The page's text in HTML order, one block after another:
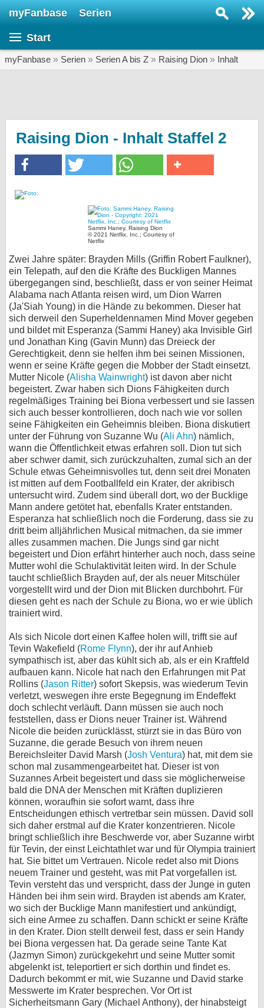
myFanbase Serien
Start
myFanbase » Serien » Serien A bis Z » Raising Dion » Inhalt
Raising Dion - Inhalt Staffel 2
Sammi Haney, Raising Dion
© 2021 Netflix, Inc.; Courtesy of
Netflix
Zwei Jahre später: Brayden Mills (Griffin Robert Faulkner),
ein Telepath, auf den die Kräfte des Buckligen Mannes
übergegangen sind, beschließt, dass er von seiner Heimat
Alabama nach Atlanta reisen wird, um Dion Warren
(Ja'Siah Young) in die Hände zu bekommen. Dieser hat
sich derweil den Superheldennamen Mind Mover gegeben
und bildet mit Esperanza (Sammi Haney) aka Invisible Girl
und Jonathan King (Gavin Munn) das Dreieck der
Gerechtigkeit, denn sie helfen ihm bei seinen Missionen,
wenn er seine Kräfte gegen die Mobber der Stadt einsetzt.
Mutter Nicole (Alisha Wainwright) ist davon aber nicht
begeistert. Zwar haben sich Dions Fähigkeiten durch
regelmäßiges Training bei Biona verbessert und sie lassen
sich auch besser kontrollieren, doch nach wie vor sollen
seine Fähigkeiten ein Geheimnis bleiben. Biona diskutiert
unter der Führung von Suzanne Wu (Ali Ahn) nämlich,
wann die Öffentlichkeit etwas erfahren soll. Dion tut sich
aber schwer damit, sich zurückzuhalten, zumal sich an der
Schule etwas Geheimnisvolles tut, denn seit drei Monaten
ist mitten auf dem Footballfeld ein Krater, der akribisch
untersucht wird. Zudem sind überall dort, wo der Bucklige
Mann andere getötet hat, ebenfalls Krater entstanden.
Esperanza hat schließlich noch die Forderung, dass sie zu
dritt beim alljährlichen Musical mitmachen, da sie immer
alles zusammen machen. Die Jungs sind gar nicht
begeistert und Dion erfährt hinterher auch noch, dass seine
Mutter wohl die Schulaktivität leiten wird. In der Schule
taucht schließlich Brayden auf, der als neuer Mitschüler
vorgestellt wird und der Dion mit Blicken durchbohrt. Für
diesen geht es nach der Schule zu Biona, wo er wie üblich
trainiert wird.
Als sich Nicole dort einen Kaffee holen will, trifft sie auf
Tevin Wakefield (Rome Flynn), der ihr auf Anhieb
sympathisch ist, aber das kühlt sich ab, als er ein Kraftfeld
aufbauen kann. Nicole hat nach den Erfahrungen mit Pat
Rollins (Jason Ritter) sofort Skepsis, was wiederum Tevin
verletzt, weswegen ihre erste Begegnung im Endeffekt
doch schlecht verläuft. Dann müssen sie auch noch
feststellen, dass er Dions neuer Trainer ist. Während
Nicole die beiden zurücklässt, stürzt sie in das Büro von
Suzanne, die gerade Besuch von ihrem neuen
Bereichsleiter David Marsh (Josh Ventura) hat, mit dem sie
schon mal zusammengearbeitet hat. Dieser ist von
Suzannes Arbeit begeistert und dass sie möglicherweise
bald die DNA der Menschen mit Kräften duplizieren
können, woraufhin sie sofort warnt, dass ihre
Entscheidungen ethisch vertretbar sein müssen. David soll
sich daher erstmal auf die Krater konzentrieren. Nicole
bringt schließlich ihre Beschwerde vor, aber Suzanne wirbt
für Tevin, der einst Leichtathlet war und für Olympia trainiert
hat. Sie bittet um Vertrauen. Nicole redet also mit Dions
neuem Trainer und gesteht, was mit Pat vorgefallen ist.
Tevin versteht das und verspricht, dass der Junge in guten
Händen bei ihm sein wird. Brayden ist abends am Krater,
wo sich der Bucklige Mann manifestiert und ankündigt,
sich eine Armee zu schaffen. Dann schickt er seine Kräfte
in den Krater. Dion stellt derweil fest, dass er sein Handy
bei Biona vergessen hat. Da gerade seine Tante Kat
(Jazmyn Simon) zurückgekehrt und seine Mutter somit
abgelenkt ist, teleportiert er sich dorthin und findet es.
Dadurch bekommt er mit, wie Suzanne und David starke
Messwerte im Krater besprechen. Vor Ort ist
Sicherheitsmann Gary (Michael Anthony), der hinabsteigt
SERIEN
Veranstaltungen
KULTUR
SERVICE
Gewinnspiele
Forum
bei X
bei Facebook
Kontakt
Nutzungsbedingungen
Datenschutz
Cookie-Einstellungen
Impressum
Desktop-Ansicht
myFanbase